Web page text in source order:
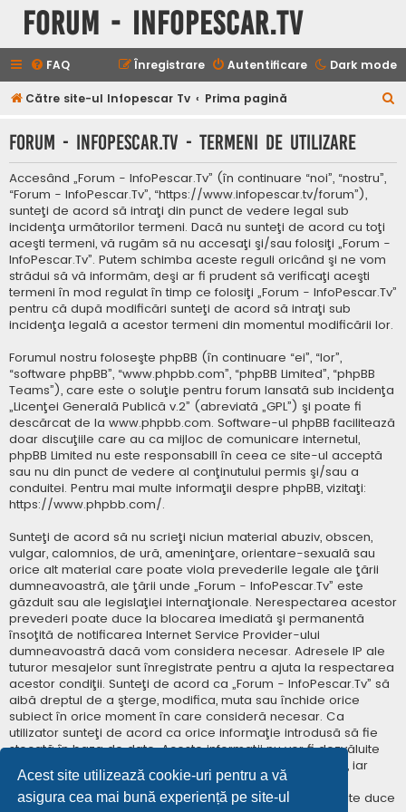
Acest site utilizează cookie-uri pentru a vă
asigura cea mai bună experiență pe site-ul
Forum - InfoPescar.Tv
Dark mode
FAQ Autentificare
Înregistrare
Către site-ul Infopescar Tv Prima pagină
t
Forum - InfoPescar.Tv - Termeni de utilizare
Accesând „Forum - InfoPescar.Tv” (în continuare “noi”, “nostru”,
“Forum - InfoPescar.Tv”, “https://www.infopescar.tv/forum”),
sunteţi de acord să intraţi din punct de vedere legal sub
incidenţa următorilor termeni. Dacă nu sunteţi de acord cu toţi
aceşti termeni, vă rugăm să nu accesaţi şi/sau folosiţi „Forum -
InfoPescar.Tv”. Putem schimba aceste reguli oricând şi ne vom
strădui să vă informăm, deşi ar fi prudent să verificaţi aceşti
termeni în mod regulat în timp ce folosiţi „Forum - InfoPescar.Tv”
pentru că după modificări sunteţi de acord să intraţi sub
incidenţa legală a acestor termeni din momentul modificării lor.
Forumul nostru foloseşte phpBB (în continuare “ei”, “lor”,
“software phpBB”, “www.phpbb.com”, “phpBB Limited”, “phpBB
Teams”), care este o soluţie pentru forum lansată sub incidenţa
„Licenţei Generală Publică v.2” (abreviată „GPL”) şi poate fi
descărcat de la www.phpbb.com. Software-ul phpBB facilitează
doar discuţiile care au ca mijloc de comunicare internetul,
phpBB Limited nu este responsabill în ceea ce site-ul acceptă
sau nu din punct de vedere al conţinutului permis şi/sau a
conduitei. Pentru mai multe informaţii despre phpBB, vizitaţi:
https://www.phpbb.com/.
Sunteţi de acord să nu scrieţi niciun material abuziv, obscen,
vulgar, calomnios, de ură, ameninţare, orientare-sexuală sau
orice alt material care poate viola prevederile legale ale ţării
dumneavoastră, ale ţării unde „Forum - InfoPescar.Tv” este
găzduit sau ale legislaţiei internaţionale. Nerespectarea acestor
prevederi poate duce la blocarea imediată şi permanentă
însoţită de notificarea Internet Service Provider-ului
dumneavoastră dacă vom considera necesar. Adresele IP ale
tuturor mesajelor sunt înregistrate pentru a ajuta la respectarea
acestor condiţii. Sunteţi de acord ca „Forum - InfoPescar.Tv” să
aibă dreptul de a şterge, modifica, muta sau închide orice
subiect în orice moment în care consideră necesar. Ca
utilizator sunteţi de acord ca orice informaţie introdusă să fie
stocată în baza de date. Aceste informaţii nu vor fi dezvăluite
niciunei terţe părţi fără consimţământul dumneavoastră, iar
„Forum - InfoPescar.Tv” sau phpBB nu pot fi consideraţi
responsabili pentru vreo încercare de hacking care poate duce